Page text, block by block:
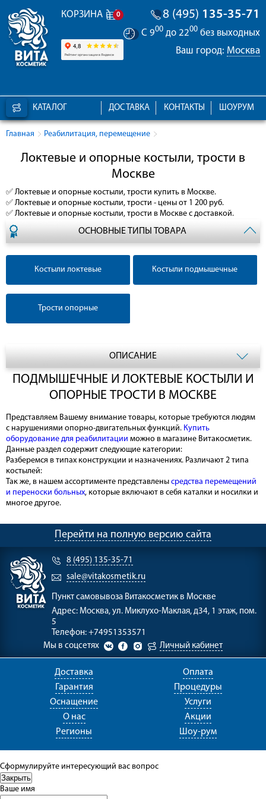
КОРЗИНА 0 8 (495) 135-35-71
С 900 до 2200 без выходных
Ваш город: Москва
КАТАЛОГ ШОУРУМ
КОНТАКТЫ
ДОСТАВКА
Главная Реабилитация, перемещение
Локтевые и опорные костыли, трости в
Москве
✅ Локтевые и опорные костыли, трости купить в Москве.
✅ Локтевые и опорные костыли, трости - цены от 1 200 руб.
✅ Локтевые и опорные костыли, трости в Москве с доставкой.
ОСНОВНЫЕ ТИПЫ ТОВАРА
Костыли локтевые Костыли подмышечные
Трости опорные
ОПИСАНИЕ
ПОДМЫШЕЧНЫЕ И ЛОКТЕВЫЕ КОСТЫЛИ И
ОПОРНЫЕ ТРОСТИ В МОСКВЕ
Представляем Вашему внимание товары, которые требуются людям
с нарушениями опорно-двигательных функций. Купить
оборудование для реабилитации можно в магазине Витакосметик.
Данные раздел содержит следующие категории:
Разберемся в типах конструкции и назначениях. Различают 2 типа
костылей:
Так же, в нашем ассортименте представлены средства перемещений
и переноски больных, которые включают в себя каталки и носилки и
многое другое.
Перейти на полную версию сайта
8 (495) 135-35-71
sale@vitakosmetik.ru
Пункт самовывоза Витакосметик в Москве
Адрес: Москва, ул. Миклухо-Маклая, д34, 1 этаж, пом.
5
Телефон: +74951353571
Мы в соцсетях
Личный кабинет
Доставка
Оплата
Гарантия
Процедуры
Оснащение
Услуги
О нас
Акции
Регионы
Шоу-рум
Сформулируйте интересующий вас вопрос
Ваше имя